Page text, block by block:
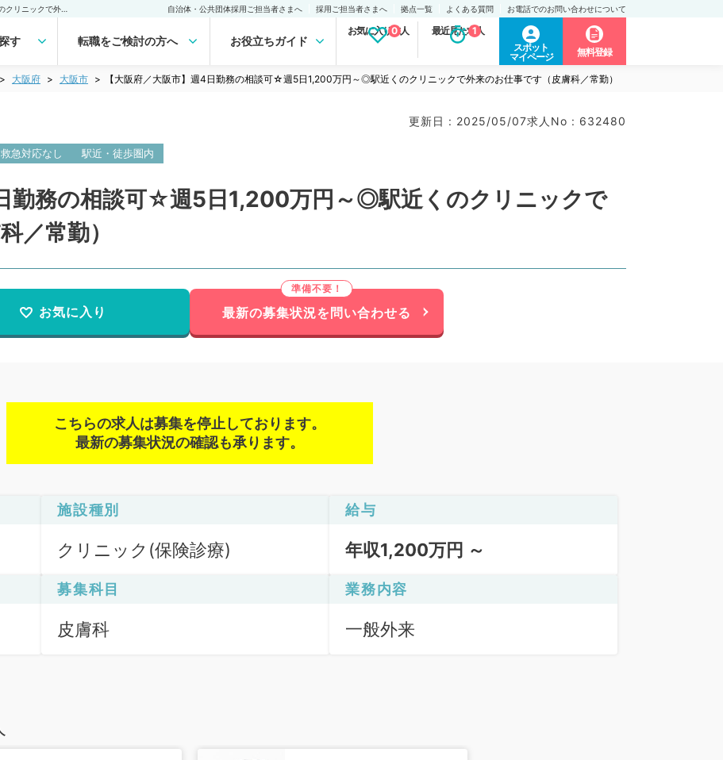
自治体・公共団体採用ご担当者さまへ 採用ご担当者さまへ 拠点一覧 よくある質問 お電話でのお問い合わせについて
す 転職をご検討の方へ お役立ちガイド
お気に入り求人
0 最近見た求人
1
スポット
マイページ
無料登録
大阪府 大阪市 【大阪府／大阪市】週4日勤務の相談可☆週5日1,200万円～◎駅近くのクリニックで外来のお仕事です（皮膚科／常勤）
更新日 : 2025/05/07求人No : 632480
救急対応なし 駅近・徒歩圏内
勤務の相談可☆週5日1,200万円～◎駅近くのクリニックで
／常勤）
お気に入り 最新の募集状況を問い合わせる
こちらの求人は募集を停止しております。
最新の募集状況の確認も承ります。
施設種別
クリニック(保険診療)
給与
年収1,200万円 ～
募集科目
皮膚科
業務内容
一般外来